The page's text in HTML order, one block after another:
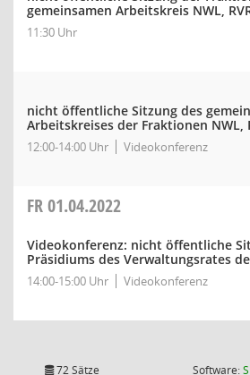
gemeinsamen Arbeitskreis NWL,
11:30 Uhr
nicht öffentliche Sitzung des
Arbeitskreises der Fraktionen NWL,
12:00-14:00 Uhr Videokonferenz
FR01.04.2022
Videokonferenz: nicht öffentliche
Präsidiums des Verwaltungsrates
14:00-15:00 Uhr Videokonferenz
72 Sätze Software: